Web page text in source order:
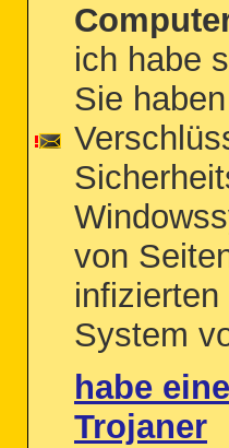
ich habe
Sie
von
System
habe
Trojaner